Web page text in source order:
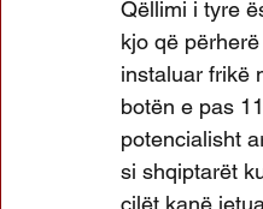
Qëllimi i tyre
kjo që
instaluar frikë
botën e pas
potencialisht
si shqiptarët
cilët kanë